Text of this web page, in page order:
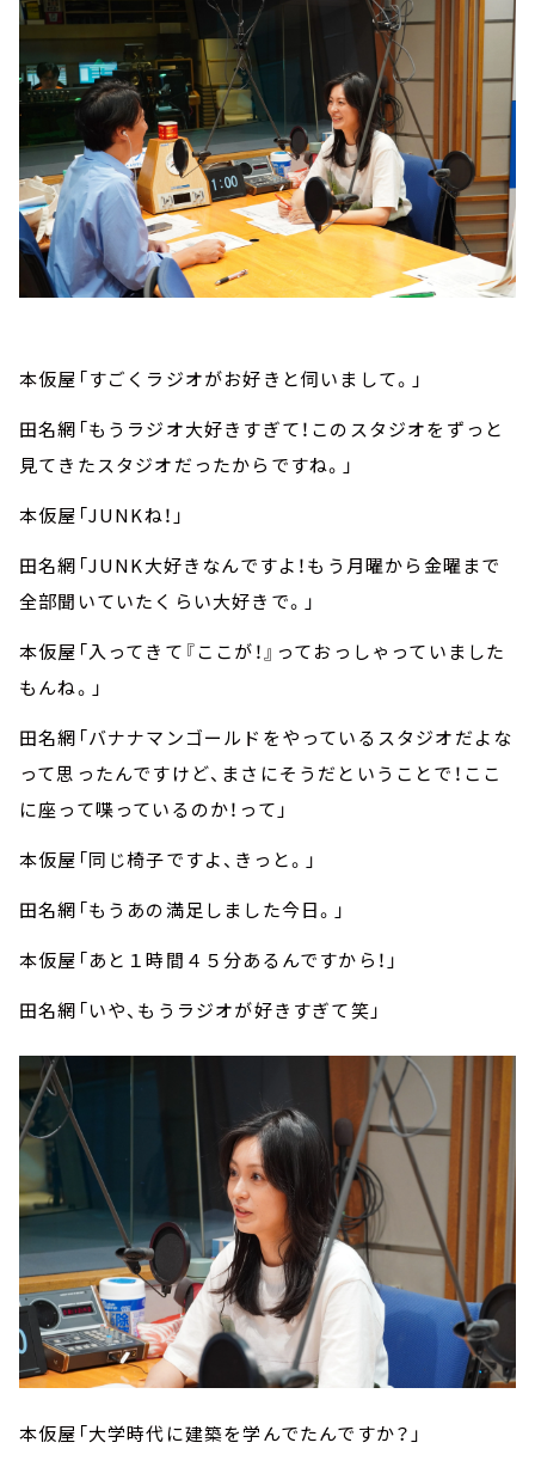
本仮屋「すごくラジオがお好きと伺いまして。」
田名網「もうラジオ大好きすぎて！このスタジオをずっと
見てきたスタジオだったからですね。」
本仮屋「JUNKね！」
田名網「JUNK大好きなんですよ！もう月曜から金曜まで
全部聞いていたくらい大好きで。」
本仮屋「入ってきて『ここが！』っておっしゃっていました
もんね。」
田名網「バナナマンゴールドをやっているスタジオだよな
って思ったんですけど、まさにそうだということで！ここ
に座って喋っているのか！って」
本仮屋「同じ椅子ですよ、きっと。」
田名網「もうあの満足しました今日。」
本仮屋「あと１時間４５分あるんですから！」
田名網「いや、もうラジオが好きすぎて笑」
本仮屋「大学時代に建築を学んでたんですか？」